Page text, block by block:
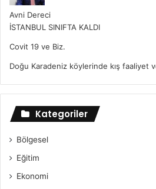
Avni Dereci
İSTANBUL SINIFTA KALDI
Covit 19 ve Biz.
Doğu Karadeniz köylerinde kış faaliyet
Kategoriler
Bölgesel
Eğitim
Ekonomi